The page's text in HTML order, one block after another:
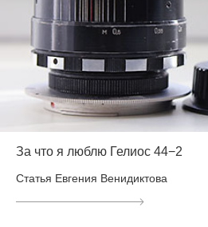
За что я люблю Гелиос 44−2
Статья Евгения Венидиктова